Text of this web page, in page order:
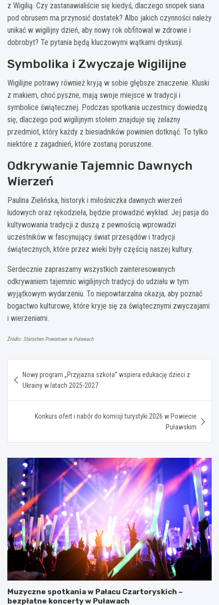
z Wigilią. Czy zastanawialiście się kiedyś, dlaczego snopek siana
pod obrusem ma przynosić dostatek? Albo jakich czynności należy
unikać w wigilijny dzień, aby nowy rok obfitował w zdrowie i
dobrobyt? Te pytania będą kluczowymi wątkami dyskusji.
Symbolika i Zwyczaje Wigilijne
Wigilijne potrawy również kryją w sobie głębsze znaczenie. Kluski
z makiem, choć pyszne, mają swoje miejsce w tradycji i
symbolice świątecznej. Podczas spotkania uczestnicy dowiedzą
się, dlaczego pod wigilijnym stołem znajduje się żelazny
przedmiot, który każdy z biesiadników powinien dotknąć. To tylko
niektóre z zagadnień, które zostaną poruszone.
Odkrywanie Tajemnic Dawnych
Wierzeń
Paulina Zielińska, historyk i miłośniczka dawnych wierzeń
ludowych oraz rękodzieła, będzie prowadzić wykład. Jej pasja do
kultywowania tradycji z duszą z pewnością wprowadzi
uczestników w fascynujący świat przesądów i tradycji
świątecznych, które przez wieki były częścią naszej kultury.
Serdecznie zapraszamy wszystkich zainteresowanych
odkrywaniem tajemnic wigilijnych tradycji do udziału w tym
wyjątkowym wydarzeniu. To niepowtarzalna okazja, aby poznać
bogactwo kulturowe, które kryje się za świątecznymi zwyczajami
i wierzeniami.
Źródło: Starostwo Powiatowe w Puławach
wpisu
Nowy program „Przyjazna szkoła” wspiera edukację dzieci z
Ukrainy w latach 2025-2027
Konkurs ofert i nabór do komisji turystyki 2026 w Powiecie
Puławskim
Muzyczne spotkania w Pałacu Czartoryskich –
bezpłatne koncerty w Puławach